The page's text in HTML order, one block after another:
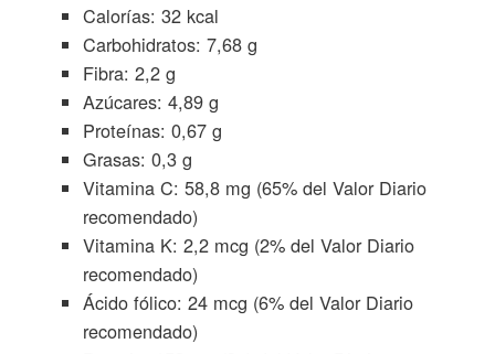
Calorías: 32 kcal
Carbohidratos: 7,68 g
Fibra: 2,2 g
Azúcares: 4,89 g
Proteínas: 0,67 g
Grasas: 0,3 g
Vitamina C: 58,8 mg (65% del Valor Diario
recomendado)
Vitamina K: 2,2 mcg (2% del Valor Diario
recomendado)
Ácido fólico: 24 mcg (6% del Valor Diario
recomendado)